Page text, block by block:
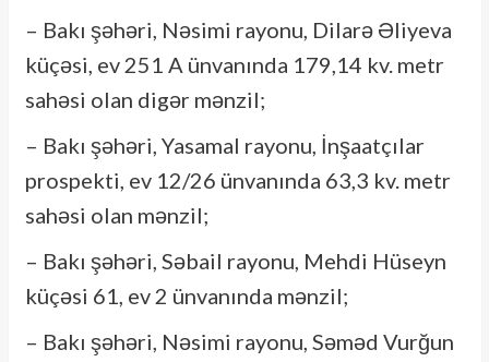
– Bakı şəhəri, Nəsimi rayonu, Dilarə Əliyeva
küçəsi, ev 251 A ünvanında 179,14 kv. metr
sahəsi olan digər mənzil;
– Bakı şəhəri, Yasamal rayonu, İnşaatçılar
prospekti, ev 12/26 ünvanında 63,3 kv. metr
sahəsi olan mənzil;
– Bakı şəhəri, Səbail rayonu, Mehdi Hüseyn
küçəsi 61, ev 2 ünvanında mənzil;
– Bakı şəhəri, Nəsimi rayonu, Səməd Vurğun